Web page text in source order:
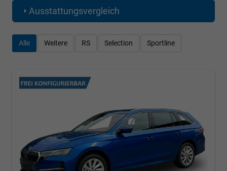
Ausstattungsvergleich
Alle Weitere RS Selection Sportline